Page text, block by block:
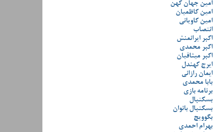
امین جهان کهن
امین کاظمیان
امین کاویانی
انتصاب
اکبر ایرانمنش
اکبر محمدی
اکبر میثاقیان
ایرج کهندل
ایمان رازانی
بابا محمدی
برنامه بازی
بسکتبال
بسکتبال بانوان
بگوویچ
بهرام احمدی